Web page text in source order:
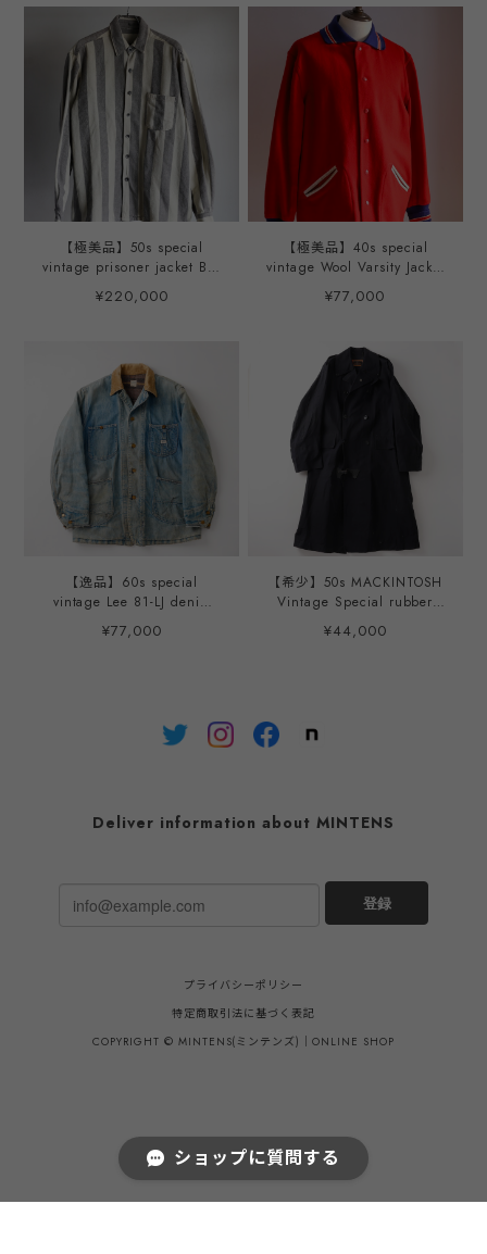
カ製 サテン ジャケット ブ
ルゾン サイズXL USA製 ブ
ルー ビッグサイズ ミントコ
ンディション
ス スペシャル ヴィンテージ
ラグランコート トレンチコ
ート イエローベージュ フラ
ンス製 サイズ48 実寸XL程
【極美品】50s special
vintage prisoner jacket Big
size made in USA heavy
cotton herringbone mint
トン ヘリンボーン ストライ
プ ビッグサイズ 実寸サイズ
44 XL程度 ミントコンディ
ション USA製
¥220,000
【極美品】40s special
vintage Wool Varsity Jacket
stadium jumper made in
USA big size size44 red
ヴィンテージ ゲーム ウール
スタジャン バーシティジャ
ケット スタジアムジャンバ
ー ブルゾン 赤 カレッジ サ
イズ44 実寸XL USA製 ほぼ
デッドストック 希少
¥77,000
【逸品】60s special
vintage Lee 81-LJ denim
about size42 Big size
ブランケットライナー ビッ
グサイズ サイズ42 実寸L
¥77,000
【希少】50s MACKINTOSH
Vintage Special rubber
Scotland Size about L
ージ コットン ゴム引き ト
レンチコート 黒 スコットラ
¥44,000
Deliver information about MINTENS
登録
プライバシーポリシー
特定商取引法に基づく表記
COPYRIGHT © MINTENS(ミンテンズ)｜ONLINE SHOP
ショップに質問する